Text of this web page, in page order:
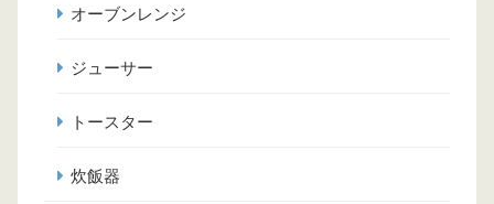
オーブンレンジ
ジューサー
トースター
炊飯器